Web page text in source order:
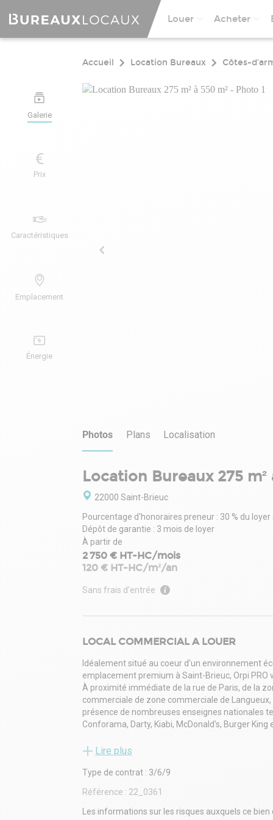
Louer Acheter
Galerie
Prix
Caractéristiques
Emplacement
Énergie
Accueil Location Bureaux Côtes-
Photos Plans Localisation
Location Bureaux 275 m²
22000 Saint-Brieuc
Pourcentage d'honoraires preneur : 30 % du loyer
Dépôt de garantie : 3 mois de loyer
À partir de
2 750 € HT-HC/mois
120 € HT-HC/m²/an
Sans frais d'entrée
LOCAL COMMERCIAL A LOUER
Idéalement situé au coeur d'un environnement
emplacement premium à Saint-Brieuc, Orpi PRO
À proximité immédiate de la rue de Paris, de la
commerciale de zone commerciale de
présence de nombreuses enseignes nationales
Conforama, Darty, Kiabi, McDonald's, Burger
artisanat, négoce, entrepôt, bureaux ou activités
RDC : environ 275 m² de surface de plancher
(surfaces divisibles selon les besoins de
Les aménagements extérieurs comprendront :
Lire plus
Type de contrat : 3/6/9
Référence : 22_0361
Les informations sur les risques auxquels ce